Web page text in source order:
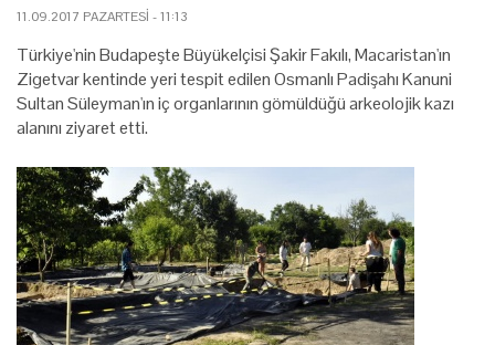
11.09.2017 PAZARTESI - 11:13
Türkiye'nin Budapeşte Büyükelçisi Şakir Fakılı, Macaristan'ın
Zigetvar kentinde yeri tespit edilen Osmanlı Padişahı Kanuni
Sultan Süleyman'ın iç organlarının gömüldüğü arkeolojik kazı
alanını ziyaret etti.